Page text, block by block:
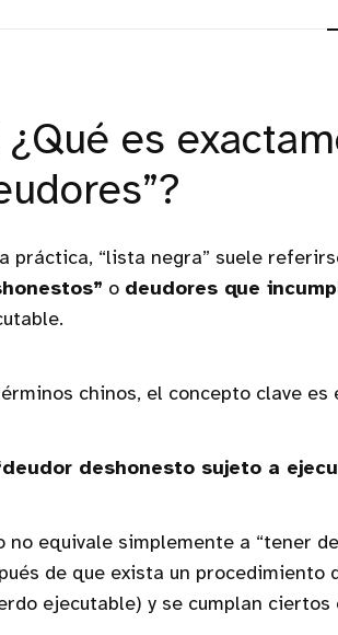
¿Qué es
práctica, “lista negra” suele
o deudores que
chinos, el concepto clave es
deshonesto sujeto a
no equivale simplemente a “tener
de que exista un
ejecutable) y se cumplan